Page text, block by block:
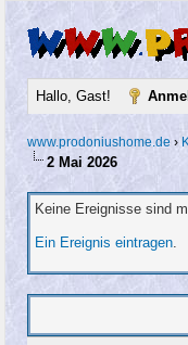
Hallo, Gast!
www.prodoniushome.de›
2 Mai 2026
Keine Ereignisse sind
Ein Ereignis eintragen.